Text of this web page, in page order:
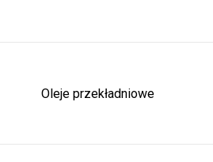
Oleje przekładniowe